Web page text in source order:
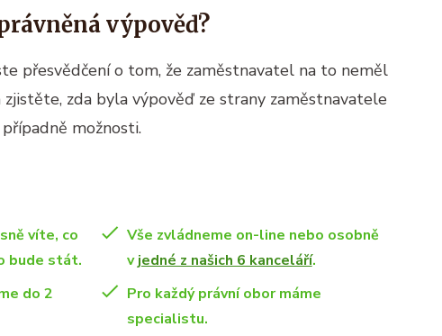
výpověď?
přesvědčení o tom, že zaměstnavatel na to neměl
zjistěte, zda byla výpověď ze strany zaměstnavatele
možnosti.
víte, co
bude stát.
Vše zvládneme on-line nebo osobně
vjedné z našich 6 kanceláří.
do 2
Pro každý právní obor máme
specialistu.